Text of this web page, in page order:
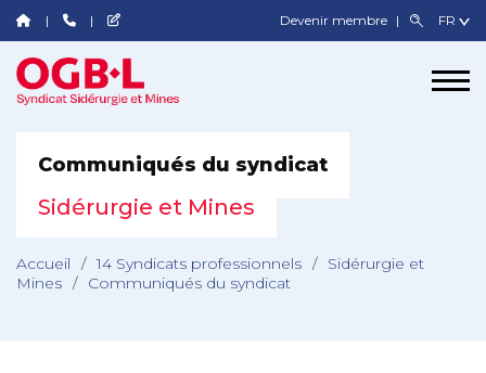
Devenir membre
Communiqués du syndicat
Sidérurgie et Mines
Accueil / 14 Syndicats professionnels /
Sidérurgie et
Mines / Communiqués du syndicat